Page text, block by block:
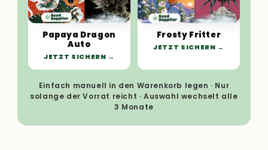
Papaya Dragon
Auto
JETZT SICHERN
Frosty Fritter
JETZT SICHERN
Einfach manuell in den Warenkorb legen · Nur
solange der Vorrat reicht · Auswahl wechselt alle
3 Monate